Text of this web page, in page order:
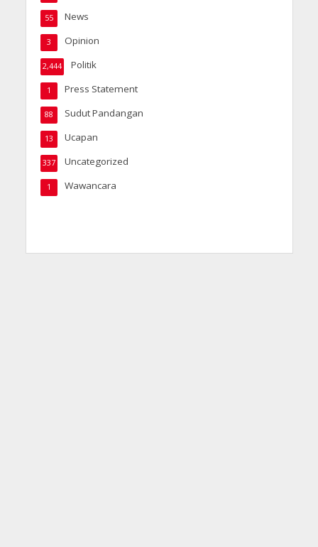
News
55
Opinion
3
Politik
2,444
Press Statement
1
Sudut Pandangan
88
Ucapan
13
Uncategorized
337
Wawancara
1